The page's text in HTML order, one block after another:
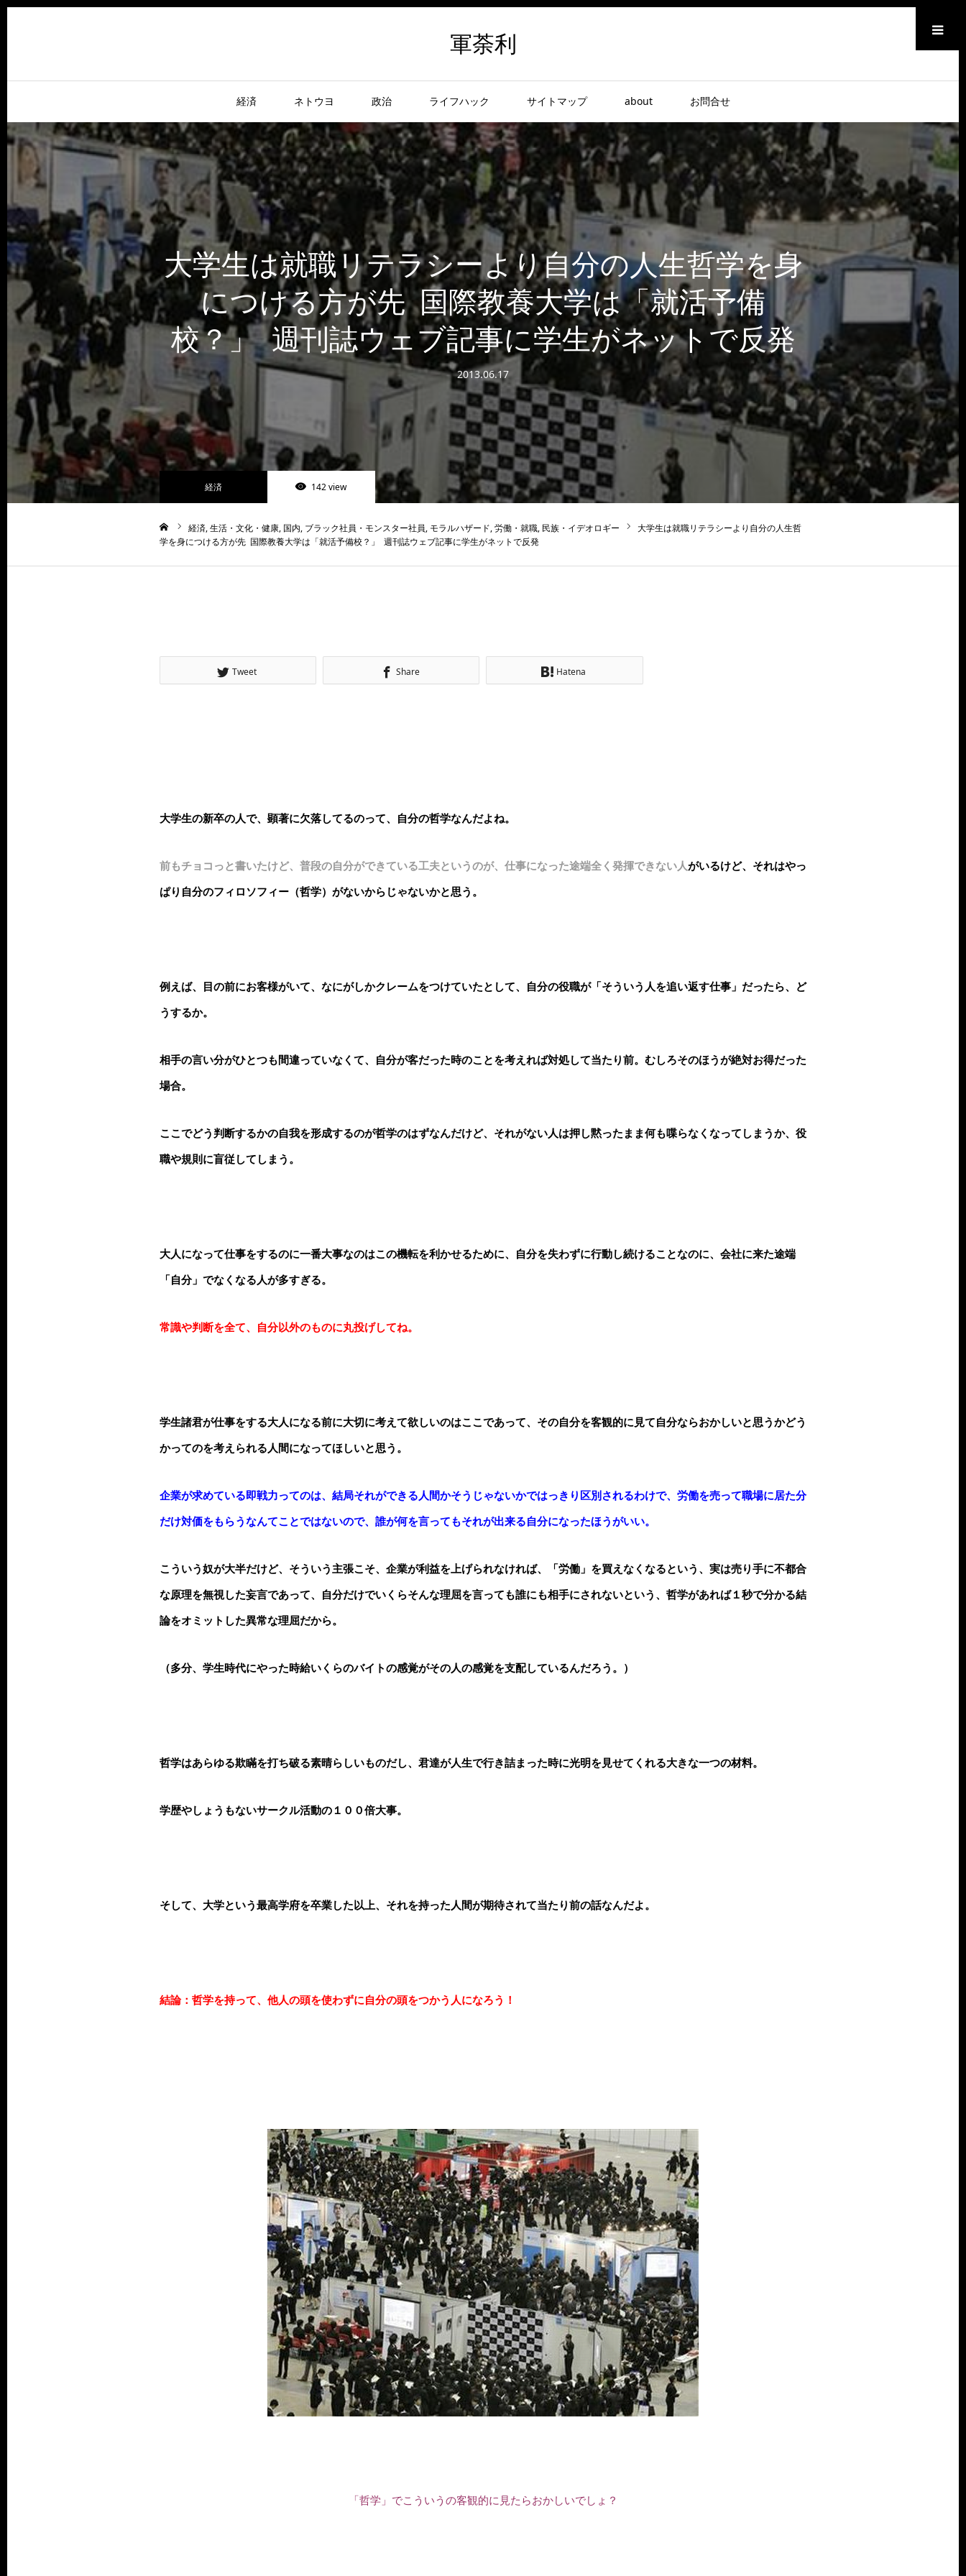
メニュー
軍荼利
経済 ネトウヨ 政治 ライフハック サイトマップ about お問合せ
大学生は就職リテラシーより自分の人生哲学を身
につける方が先 国際教養大学は「就活予備
校？」 週刊誌ウェブ記事に学生がネットで反発
2013.06.17
経済 142 view
経済 生活・文化・健康 国内 ブラック社員・モンスター社員 モラルハザード 労働・就職 民族・イデオロギー
大学生は就職リテラシーより自分の人生哲
学を身につける方が先 国際教養大学は「就活予備校？」 週刊誌ウェブ記事に学生がネットで反発
Tweet Share Hatena
大学生の新卒の人で、顕著に欠落してるのって、自分の哲学なんだよね。
前もチョコっと書いたけど、普段の自分ができている工夫というのが、仕事になった途端全く発揮できない人がいるけど、それはやっ
ぱり自分のフィロソフィー（哲学）がないからじゃないかと思う。
例えば、目の前にお客様がいて、なにがしかクレームをつけていたとして、自分の役職が「そういう人を追い返す仕事」だったら、ど
うするか。
相手の言い分がひとつも間違っていなくて、自分が客だった時のことを考えれば対処して当たり前。むしろそのほうが絶対お得だった
場合。
ここでどう判断するかの自我を形成するのが哲学のはずなんだけど、それがない人は押し黙ったまま何も喋らなくなってしまうか、役
職や規則に盲従してしまう。
大人になって仕事をするのに一番大事なのはこの機転を利かせるために、自分を失わずに行動し続けることなのに、会社に来た途端
「自分」でなくなる人が多すぎる。
常識や判断を全て、自分以外のものに丸投げしてね。
学生諸君が仕事をする大人になる前に大切に考えて欲しいのはここであって、その自分を客観的に見て自分ならおかしいと思うかどう
かってのを考えられる人間になってほしいと思う。
企業が求めている即戦力ってのは、結局それができる人間かそうじゃないかではっきり区別されるわけで、労働を売って職場に居た分
だけ対価をもらうなんてことではないので、誰が何を言ってもそれが出来る自分になったほうがいい。
こういう奴が大半だけど、そういう主張こそ、企業が利益を上げられなければ、「労働」を買えなくなるという、実は売り手に不都合
な原理を無視した妄言であって、自分だけでいくらそんな理屈を言っても誰にも相手にされないという、哲学があれば１秒で分かる結
論をオミットした異常な理屈だから。
（多分、学生時代にやった時給いくらのバイトの感覚がその人の感覚を支配しているんだろう。）
哲学はあらゆる欺瞞を打ち破る素晴らしいものだし、君達が人生で行き詰まった時に光明を見せてくれる大きな一つの材料。
学歴やしょうもないサークル活動の１００倍大事。
そして、大学という最高学府を卒業した以上、それを持った人間が期待されて当たり前の話なんだよ。
結論：哲学を持って、他人の頭を使わずに自分の頭をつかう人になろう！
「哲学」でこういうの客観的に見たらおかしいでしょ？